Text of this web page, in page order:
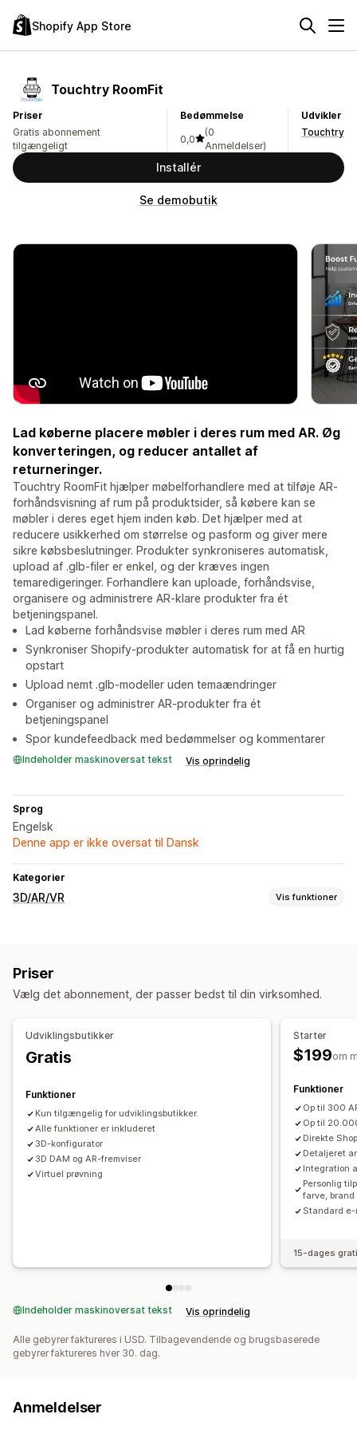
Shopify App Store
Touchtry RoomFit
Priser
Gratis abonnement
tilgængeligt
Bedømmelse
0,0
(0
Anmeldelser)
Udvikler
Touchtry
Installér
Se demobutik
Lad køberne placere møbler i deres rum med AR. Øg
konverteringen, og reducer antallet af
returneringer.
Touchtry RoomFit hjælper møbelforhandlere med at tilføje AR-
forhåndsvisning af rum på produktsider, så købere kan se
møbler i deres eget hjem inden køb. Det hjælper med at
reducere usikkerhed om størrelse og pasform og giver mere
sikre købsbeslutninger. Produkter synkroniseres automatisk,
upload af .glb-filer er enkel, og der kræves ingen
temaredigeringer. Forhandlere kan uploade, forhåndsvise,
organisere og administrere AR-klare produkter fra ét
betjeningspanel.
Lad køberne forhåndsvise møbler i deres rum med AR
Synkroniser Shopify-produkter automatisk for at få en hurtig
opstart
Upload nemt .glb-modeller uden temaændringer
Organiser og administrer AR-produkter fra ét
betjeningspanel
Spor kundefeedback med bedømmelser og kommentarer
Indeholder maskinoversat tekst Vis oprindelig
Sprog
Engelsk
Denne app er ikke oversat til Dansk
Kategorier
3D/AR/VR Vis funktioner
Virtual reality
Liveforhåndsvisning
Priser
Vælg det abonnement, der passer bedst til din virksomhed.
Udviklingsbutikker
Gratis
Funktioner
Kun tilgængelig for udviklingsbutikker.
Alle funktioner er inkluderet
3D-konfigurator
3D DAM og AR-fremviser
Virtuel prøvning
Starter
$199om
Funktioner
Op til 300
Op til
Direkte
Detaljeret
Integration
Personlig
farve, brand
Standard e-
15-dages
Indeholder maskinoversat tekst Vis oprindelig
Alle gebyrer faktureres i USD. Tilbagevendende og brugsbaserede
gebyrer faktureres hver 30. dag.
Anmeldelser